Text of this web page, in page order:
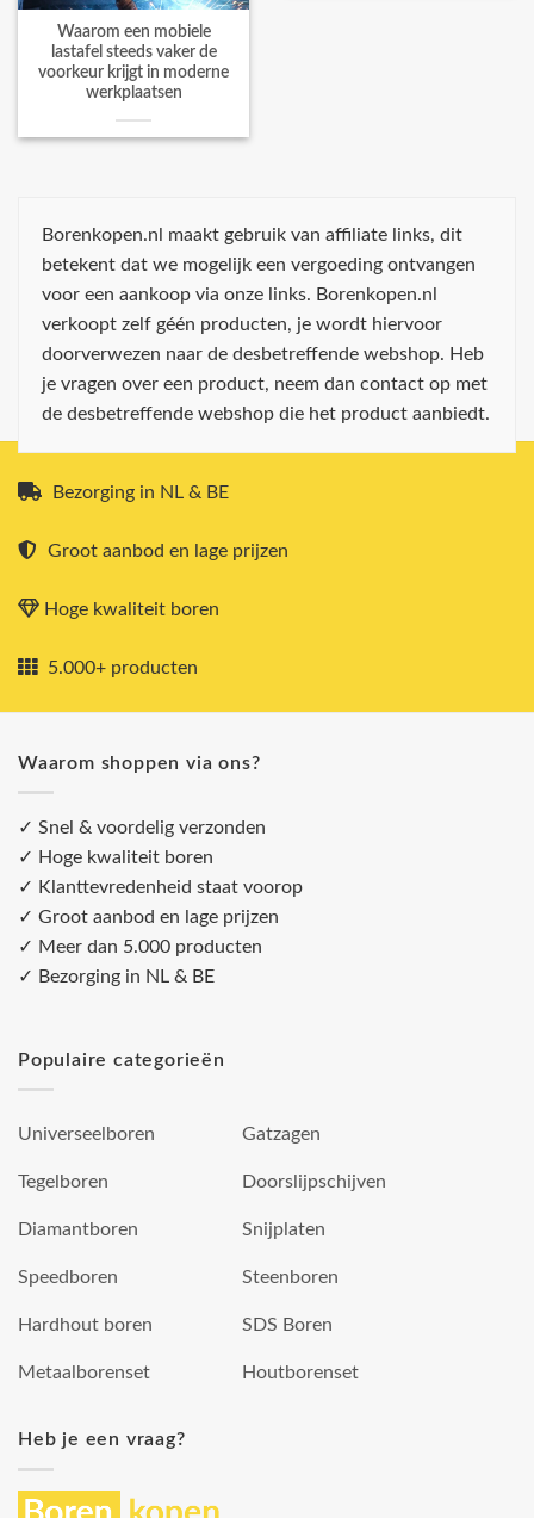
Waarom een mobiele
lastafel steeds vaker de
voorkeur krijgt in moderne
werkplaatsen
Borenkopen.nl maakt gebruik van affiliate links, dit
betekent dat we mogelijk een vergoeding ontvangen
voor een aankoop via onze links. Borenkopen.nl
verkoopt zelf géén producten, je wordt hiervoor
doorverwezen naar de desbetreffende webshop. Heb
je vragen over een product, neem dan contact op met
de desbetreffende webshop die het product aanbiedt.
Bezorging in NL & BE
Groot aanbod en lage prijzen
Hoge kwaliteit boren
5.000+ producten
Waarom shoppen via ons?
✓ Snel & voordelig verzonden
✓ Hoge kwaliteit boren
✓ Klanttevredenheid staat voorop
✓ Groot aanbod en lage prijzen
✓ Meer dan 5.000 producten
✓ Bezorging in NL & BE
Populaire categorieën
Universeelboren
Tegelboren
Diamantboren
Speedboren
Hardhout boren
Metaalborenset
Gatzagen
Doorslijpschijven
Snijplaten
Steenboren
SDS Boren
Houtborenset
Heb je een vraag?